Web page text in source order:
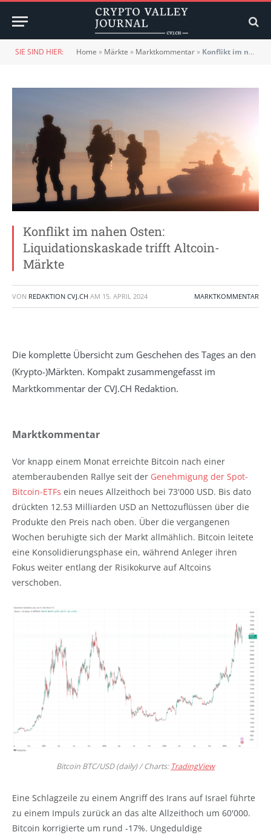
SIE SIND HIER: Home » Märkte » Marktkommentar» Konflikt im nahen Osten: Liquidationskaskade trifft Altcoin-Märkte
Konflikt im nahen Osten:
Liquidationskaskade trifft Altcoin-
Märkte
VON REDAKTION CVJ.CH AM 15. APRIL 2024 MARKTKOMMENTAR
Die komplette Übersicht zum Geschehen des Tages an den
(Krypto-)Märkten. Kompakt zusammengefasst im
Marktkommentar der CVJ.CH Redaktion.
Marktkommentar
Vor knapp einem Monat erreichte Bitcoin nach einer
atemberaubenden Rallye seit der Genehmigung der Spot-
Bitcoin-ETFs ein neues Allzeithoch bei 73'000 USD. Bis dato
drückten 12.53 Milliarden USD an Nettozuflüssen über die
Produkte den Preis nach oben. Über die vergangenen
Wochen beruhigte sich der Markt allmählich. Bitcoin leitete
eine Konsolidierungsphase ein, während Anleger ihren
Fokus weiter entlang der Risikokurve auf Altcoins
verschoben.
Bitcoin BTC/USD (daily) / Charts: TradingView
Eine Schlagzeile zu einem Angriff des Irans auf Israel führte
zu einem Impuls zurück an das alte Allzeithoch um 60'000.
Bitcoin korrigierte um rund -17%. Ungeduldige